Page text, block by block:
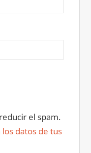
el spam.
datos de tus